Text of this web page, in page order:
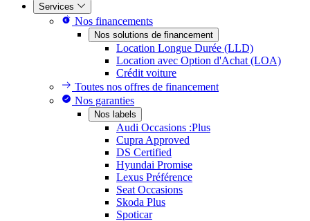
Services
Nos financements
Nos solutions de financement
Location Longue Durée (LLD)
Location avec Option d'Achat (LOA)
Crédit voiture
Toutes nos offres de financement
Nos garanties
Nos labels
Audi Occasions :Plus
Cupra Approved
DS Certified
Hyundai Promise
Lexus Préférence
Seat Occasions
Skoda Plus
Spoticar